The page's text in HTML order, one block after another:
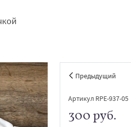
Предыдущий
Артикул RPE-937-05
300 руб.